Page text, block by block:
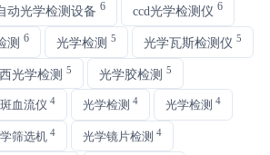
动光学检测设备 6 ccd光学检测仪 6
测 6 光学检测 5 光学瓦斯检测仪 5
光学检测 5 光学胶检测 5
血流仪 4 光学检测 4 光学检测 4
筛选机 4 光学镜片检测 4